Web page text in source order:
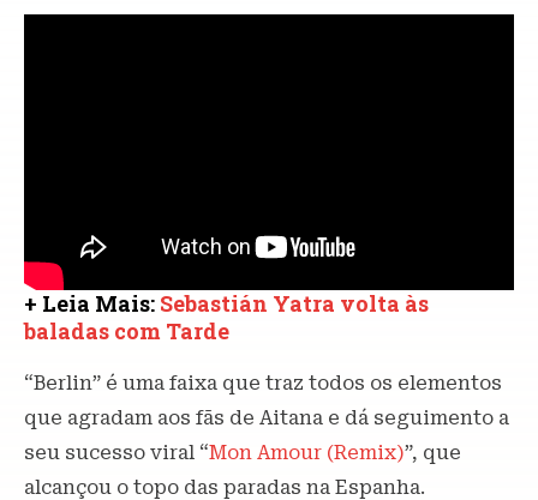
+ Leia Mais: Sebastián Yatra volta às
baladas com Tarde
“Berlin” é uma faixa que traz todos os elementos
que agradam aos fãs de Aitana e dá seguimento a
seu sucesso viral “Mon Amour (Remix)”, que
alcançou o topo das paradas na Espanha.